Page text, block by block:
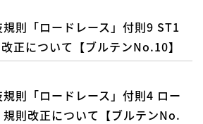
則「ロードレース」付則9 ST1
正について【ブルテンNo.10】
則「ロードレース」付則4 ロー
規則改正について【ブルテンNo.